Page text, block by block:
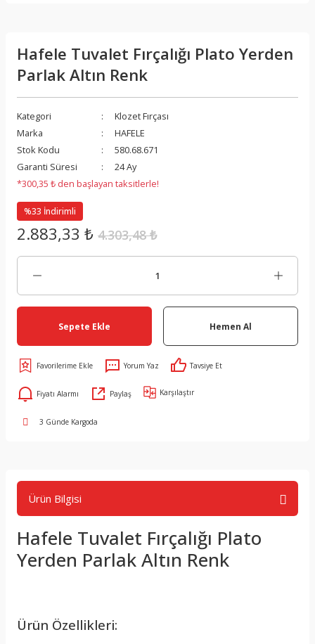
Hafele Tuvalet Fırçalığı Plato Yerden
Parlak Altın Renk
Kategori
Klozet Fırçası
Marka
HAFELE
Stok Kodu
580.68.671
Garanti Süresi
24 Ay
*300,35 ₺ den başlayan taksitlerle!
%33 İndirimli
2.883,33 ₺ 4.303,48 ₺
Sepete Ekle Hemen Al
Yorum Yaz Tavsiye Et
Fiyatı Alarmı Paylaş Karşılaştır
3 Günde Kargoda
Ürün Bilgisi
Hafele Tuvalet Fırçalığı Plato
Yerden Parlak Altın Renk
Ürün Özellikleri: